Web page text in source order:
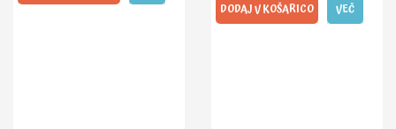
DODAJ V KOŠARICO VEČ